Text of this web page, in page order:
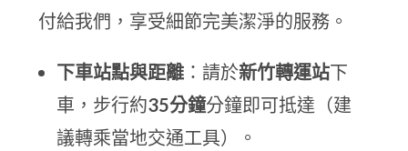
付給我們，享受細節完美潔淨的服務。
下車站點與距離 ：請於新竹轉運站下
車，步行約35分鐘分鐘即可抵達（建
議轉乘當地交通工具）。